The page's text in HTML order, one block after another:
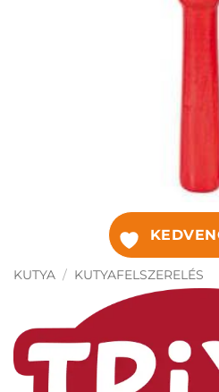
KUTYA / KUTYAFELSZERELÉS